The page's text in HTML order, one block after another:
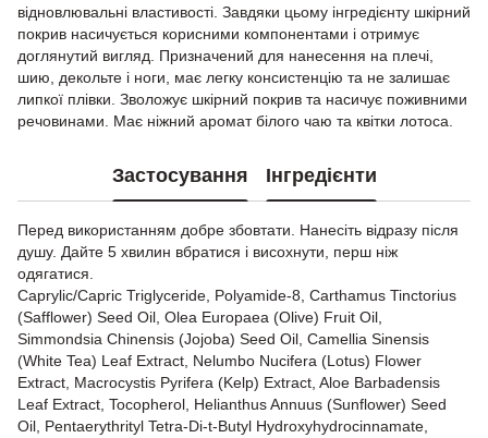
відновлювальні властивості. Завдяки цьому інгредієнту шкірний
покрив насичується корисними компонентами і отримує
доглянутий вигляд. Призначений для нанесення на плечі,
шию, декольте і ноги, має легку консистенцію та не залишає
липкої плівки. Зволожує шкірний покрив та насичує поживними
речовинами. Має ніжний аромат білого чаю та квітки лотоса.
Застосування Інгредієнти
Перед використанням добре збовтати. Нанесіть відразу після
душу. Дайте 5 хвилин вбратися і висохнути, перш ніж
одягатися.
Caprylic/Capric Triglyceride, Polyamide-8, Carthamus Tinctorius
(Safflower) Seed Oil, Olea Europaea (Olive) Fruit Oil,
Simmondsia Chinensis (Jojoba) Seed Oil, Camellia Sinensis
(White Tea) Leaf Extract, Nelumbo Nucifera (Lotus) Flower
Extract, Macrocystis Pyrifera (Kelp) Extract, Aloe Barbadensis
Leaf Extract, Tocopherol, Helianthus Annuus (Sunflower) Seed
Oil, Pentaerythrityl Tetra-Di-t-Butyl Hydroxyhydrocinnamate,